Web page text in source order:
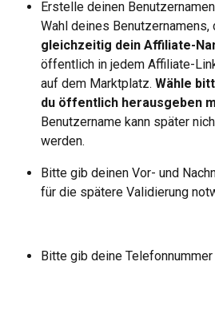
Erstelle deinen
Wahl deines
gleichzeitig dein Affiliate-
öffentlich in jedem Affiliate-
auf dem Marktplatz. Wähle
du öffentlich herausgeben
Benutzername kann später
werden.
Bitte gib deinen Vor- und
für die spätere Validierung
Bitte gib deine Telefonnummer